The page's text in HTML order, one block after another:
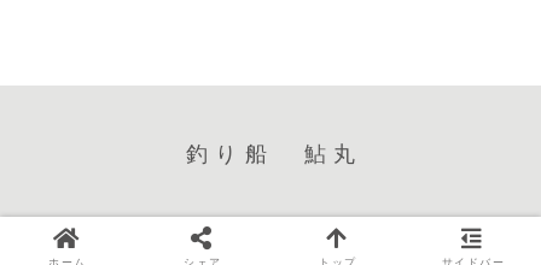
釣り船 鮎丸
Copyright © 2025 釣り船 鮎丸 All Rights Reserved.
ホーム シェア トップ サイドバー